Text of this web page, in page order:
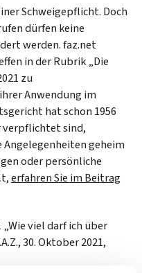
Schweigepflicht. Doch
dürfen keine
werden. faz.net
in der Rubrik „Die
zu
Anwendung im
hat schon 1956
verpflichtet sind,
geheim
oder persönliche
erfahren Sie im Beitrag
viel darf ich über
30. Oktober 2021,